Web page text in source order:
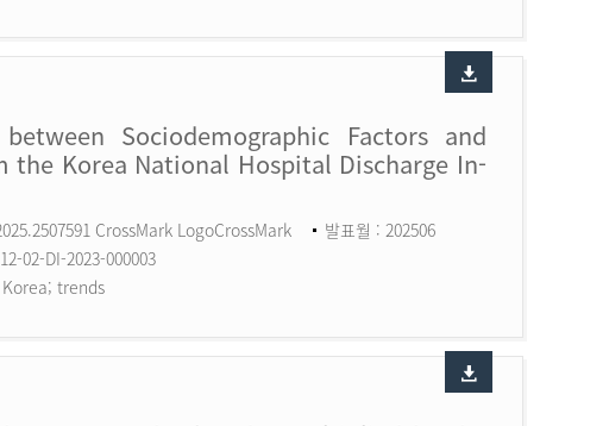
Sociodemographic Factors and
Korea National Hospital Discharge In-
CrossMark LogoCrossMark
발표월 : 202506
02-DI-2023-000003
trends